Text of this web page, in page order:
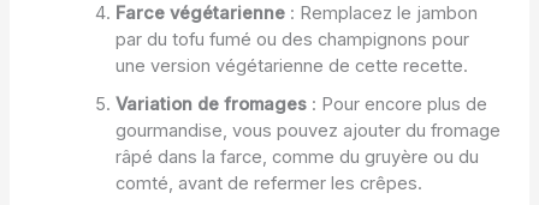
Farce végétarienne: Remplacez le jambon
par du tofu fumé ou des champignons pour
une version végétarienne de cette recette.
Variation de fromages: Pour encore plus de
gourmandise, vous pouvez ajouter du fromage
râpé dans la farce, comme du gruyère ou du
comté, avant de refermer les crêpes.